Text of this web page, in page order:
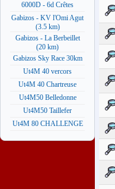
6000D - 6d Crêtes
Gabizos - KV l'Omi Agut
(3.5 km)
Gabizos - La Berbeillet
(20 km)
Gabizos Sky Race 30km
Ut4M 40 vercors
Ut4M 40 Chartreuse
Ut4M50 Belledonne
Ut4M50 Taillefer
Ut4M 80 CHALLENGE